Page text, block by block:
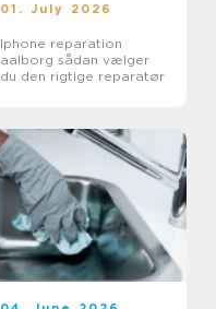
01. July 2026
Iphone reparation
aalborg sådan vælger
du den rigtige reparatør